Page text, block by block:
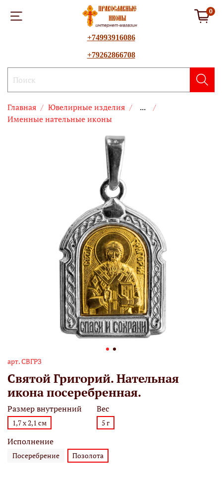
0
+74993916086
+79262866708
Главная Ювелирные изделия
...
Именные нательные иконы
арт.СВГРЗ
Святой Григорий. Нательная
икона посеребренная.
Размер внутренний
1,7 х 2,1 см
Вес
5 г
Исполнение
Посеребрение Позолота